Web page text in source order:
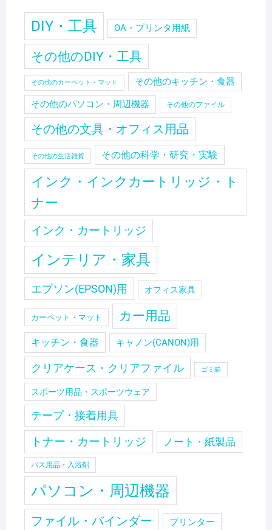
DIY・工具 OA・プリンタ用紙
その他のDIY・工具
その他のカーペット・マット その他のキッチン・食器
その他のパソコン・周辺機器 その他のファイル
その他の文具・オフィス用品
その他の生活雑貨 その他の科学・研究・実験
インク・インクカートリッジ・ト
ナー
インク・カートリッジ
インテリア・家具
エプソン(EPSON)用 オフィス家具
カーペット・マット カー用品
キッチン・食器 キャノン(CANON)用
クリアケース・クリアファイル ゴミ箱
スポーツ用品・スポーツウェア
テープ・接着用具
トナー・カートリッジ ノート・紙製品
バス用品・入浴剤
パソコン・周辺機器
ファイル・バインダー プリンター